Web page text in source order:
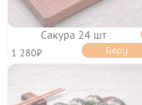
ОТЗЫВЫ
Сакура 24 шт
1 280₽ Беру